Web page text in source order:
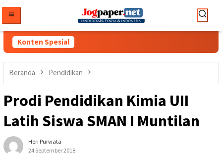
konten
Konten Spesial
Beranda Pendidikan
Prodi Pendidikan Kimia UII
Latih Siswa SMAN I Muntilan
Heri Purwata
24 September 2018